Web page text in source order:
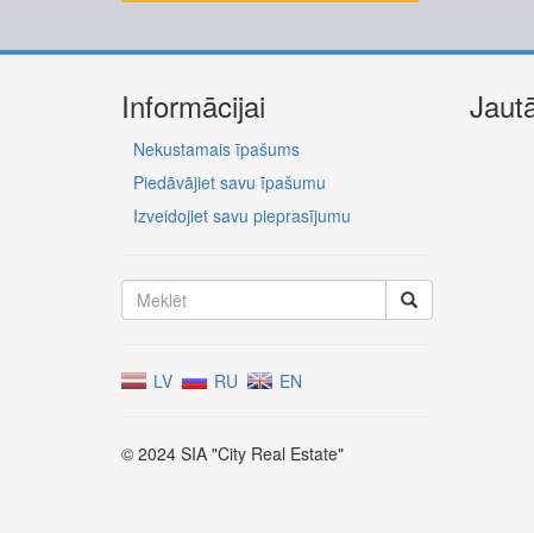
Informācijai
Nekustamais īpašums
Piedāvājiet savu īpašumu
Izveidojiet savu pieprasījumu
LV RU EN
© 2024 SIA "City Real Estate"